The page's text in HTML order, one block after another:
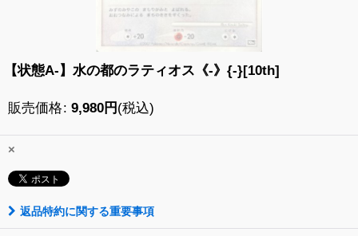
【状態A-】水の都のラティオス《-》{-}[10th]
販売価格: 9,980円 (税込)
×
返品特約に関する重要事項